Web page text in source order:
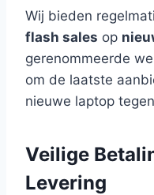
Wij bieden
flash sales op
gerenommeerde
om de laatste
nieuwe laptop
Veilige
Levering